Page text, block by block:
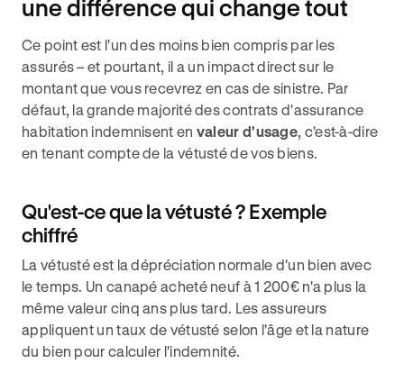
une différence qui change tout
Ce point est l'un des moins bien compris par les
assurés – et pourtant, il a un impact direct sur le
montant que vous recevrez en cas de sinistre. Par
défaut, la grande majorité des contrats d'assurance
habitation indemnisent en valeur d'usage, c'est-à-dire
en tenant compte de la vétusté de vos biens.
Qu'est-ce que la vétusté ? Exemple
chiffré
La vétusté est la dépréciation normale d'un bien avec
le temps. Un canapé acheté neuf à 1 200€ n'a plus la
même valeur cinq ans plus tard. Les assureurs
appliquent un taux de vétusté selon l'âge et la nature
du bien pour calculer l'indemnité.